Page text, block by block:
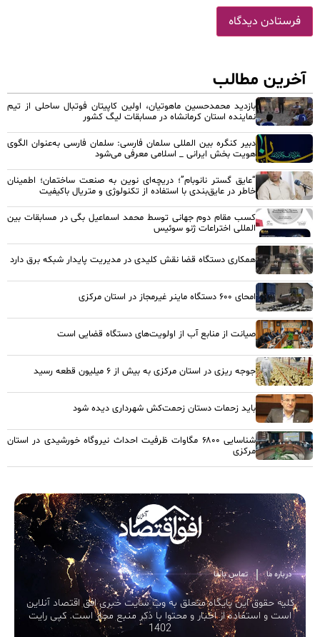
آخرین مطالب
بازدید محمدحسین ماهوتیان، اولین کاپیتان فوتبال ساحلی از تیم
نماینده استان کرمانشاه در مسابقات لیگ کشور
دبیر کنگره بین المللی سلمان فارسی: سلمان فارسی به‌عنوان الگوی
هویت بخش ایرانی _ اسلامی معرفی می‌شود
“عایق گستر نانوبام”؛ دریچه‌ای نوین به صنعت ساختمان؛ اطمینان
خاطر در عایق‌بندی با استفاده از تکنولوژی و متریال باکیفیت
کسب مقام دوم جهانی توسط محمد اسماعیل بگی در مسابقات بین
المللی اختراعات ژنو سوئیس
همکاری دستگاه قضا نقش کلیدی در مدیریت پایدار شبکه برق دارد
امحای ۶۰۰ دستگاه ماینر غیرمجاز در استان مرکزی
صیانت از منابع آب از اولویت‌های دستگاه قضایی است
جوجه ریزی در استان مرکزی به بیش از ۶ میلیون قطعه رسید
باید زحمات دستان زحمت‌کش شهرداری دیده شود
شناسایی ۶۸۰۰ مگاوات ظرفیت احداث نیروگاه خورشیدی در استان
مرکزی
درباره ما تماس با ما
کلیه حقوق این پایگاه متعلق به وب سایت خبری افق اقتصاد آنلاین
است و استفاده از اخبار و محتوا با ذکر منبع مجاز است. کپی رایت
1402